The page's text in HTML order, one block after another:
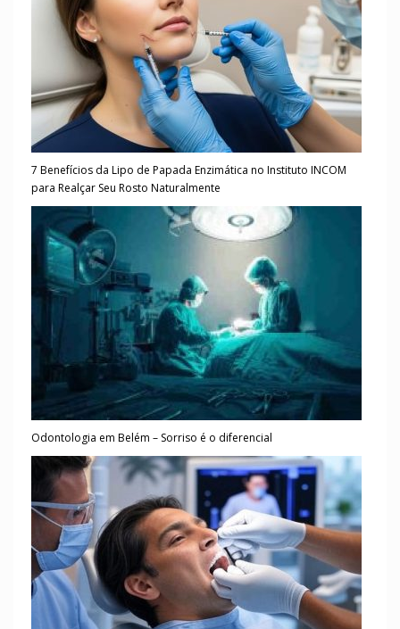
7 Benefícios da Lipo de Papada Enzimática no Instituto INCOM
para Realçar Seu Rosto Naturalmente
Odontologia em Belém – Sorriso é o diferencial